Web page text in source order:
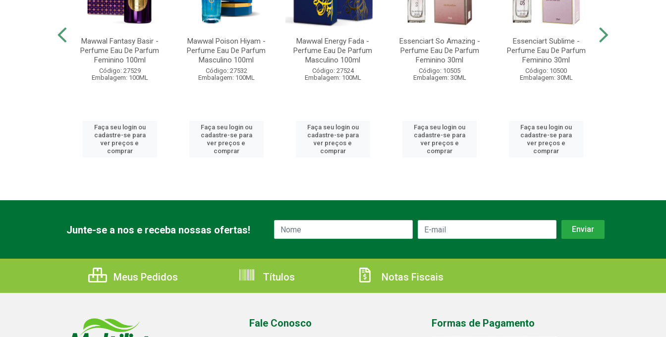
Mawwal Fantasy Basir -
Perfume Eau De Parfum
Feminino 100ml
Código: 27529
Embalagem: 100ML
Faça seu login ou
cadastre-se para
ver preços e
comprar
Mawwal Poison Hiyam -
Perfume Eau De Parfum
Masculino 100ml
Código: 27532
Embalagem: 100ML
Faça seu login ou
cadastre-se para
ver preços e
comprar
Mawwal Energy Fada -
Perfume Eau De Parfum
Masculino 100ml
Código: 27524
Embalagem: 100ML
Faça seu login ou
cadastre-se para
ver preços e
comprar
Essenciart So Amazing -
Perfume Eau De Parfum
Feminino 30ml
Código: 10505
Embalagem: 30ML
Faça seu login ou
cadastre-se para
ver preços e
comprar
Essenciart Sublime -
Perfume Eau De Parfum
Feminino 30ml
Código: 10500
Embalagem: 30ML
Faça seu login ou
cadastre-se para
ver preços e
comprar
Junte-se a nos e receba nossas ofertas!
Meus Pedidos Títulos Notas Fiscais
Fale Conosco Formas de Pagamento